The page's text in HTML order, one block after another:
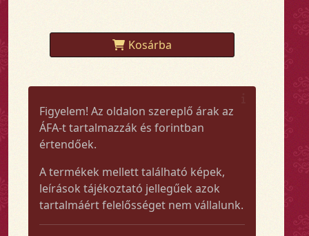
Kosárba
Figyelem! Az oldalon szereplő árak az
ÁFA-t tartalmazzák és forintban
értendőek.
A termékek mellett található képek,
leírások tájékoztató jellegűek azok
tartalmáért felelősséget nem vállalunk.